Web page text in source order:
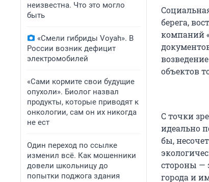
неизвестна. Что это могло
быть
«Смели гибриды Voyah». В
России возник дефицит
электромобилей
«Сами кормите свои будущие
опухоли». Биолог назвал
продукты, которые приводят к
онкологии, сам он их никогда
не ест
Один переход по ссылке
изменил всё. Как мошенники
довели школьницу до
попытки поджога здания
берега,
компаний
объектов
С точки
идеально
бы,
стороны —
города и